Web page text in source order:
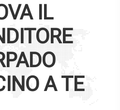
IL
A TE